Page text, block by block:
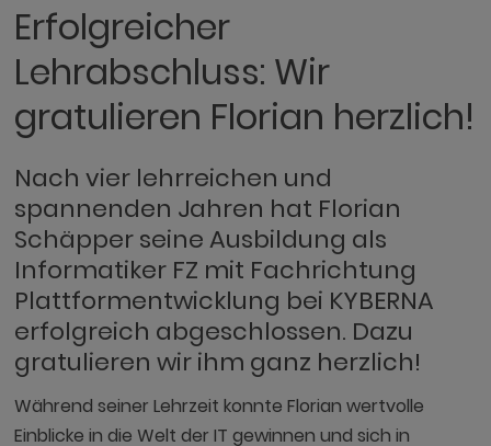
Erfolgreicher
Lehrabschluss: Wir
gratulieren Florian herzlich!
Nach vier lehrreichen und
spannenden Jahren hat Florian
Schäpper seine Ausbildung als
Informatiker FZ mit Fachrichtung
Plattformentwicklung bei KYBERNA
erfolgreich abgeschlossen. Dazu
gratulieren wir ihm ganz herzlich!
Während seiner Lehrzeit konnte Florian wertvolle
Einblicke in die Welt der IT gewinnen und sich in